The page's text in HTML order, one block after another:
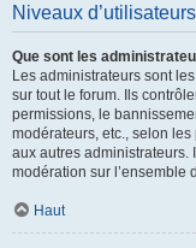
Niveaux
Que sont les
Les administrateurs sont
sur tout le forum. Ils
permissions, le
modérateurs, etc., selon
aux autres administrateurs.
modération sur l’ensemble
Haut